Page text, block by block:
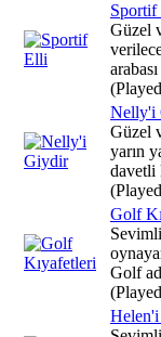
Güzel
Nelly'i
Güzel
yarın
davetli
Golf
Golf